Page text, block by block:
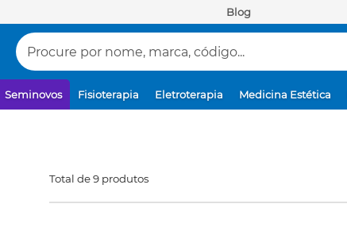
Blog
Procure por nome, marca, código...
Seminovos Fisioterapia Eletroterapia Medicina Estética
Total de 9 produtos